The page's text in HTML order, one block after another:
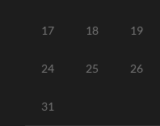
17 18 19
24 25 26
31